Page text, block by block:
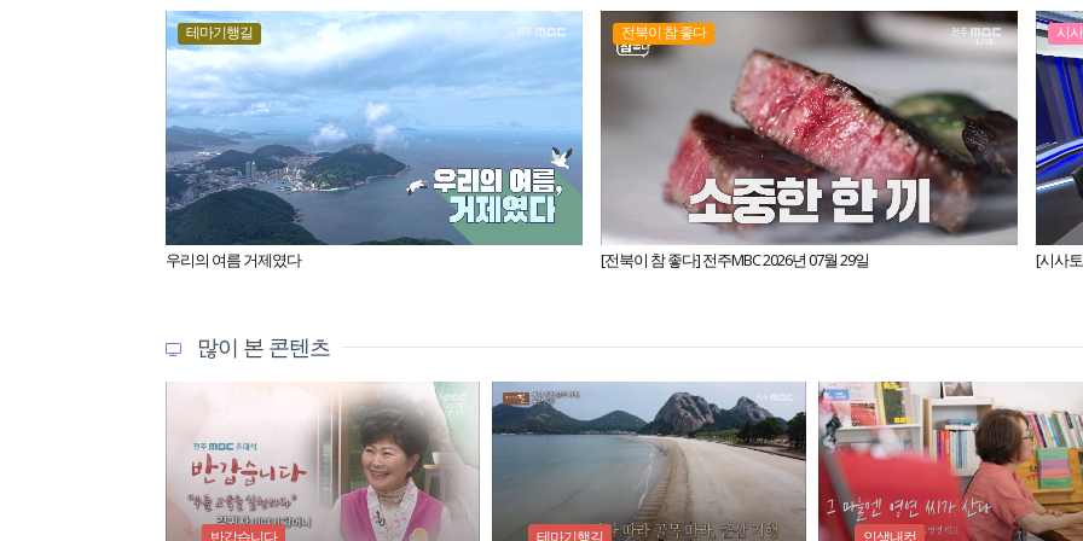
테마기행길
우리의 여름 거제였다
전북이 참 좋다
[전북이 참 좋다] 전주MBC 2026년 07월 29일
시
[시사
많이 본 콘텐츠
반갑습니다 테마기행길 인생내컷